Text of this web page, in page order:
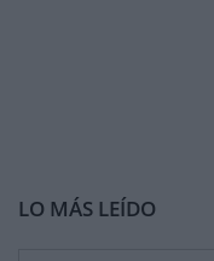
LO MÁS LEÍDO